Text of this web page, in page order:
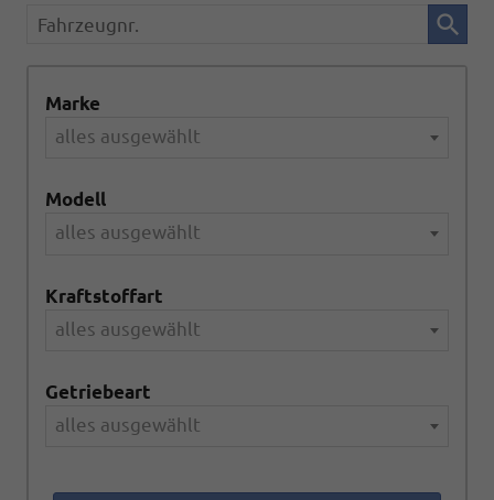
Fahrzeugnr.
Marke
alles ausgewählt
Modell
alles ausgewählt
Kraftstoffart
alles ausgewählt
Getriebeart
alles ausgewählt